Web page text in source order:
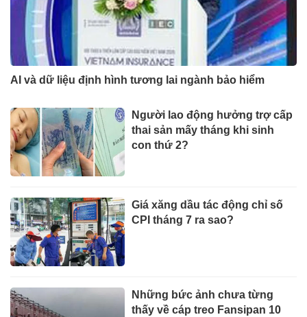
AI và dữ liệu định hình tương lai ngành bảo hiểm
Người lao động hưởng trợ cấp
thai sản mấy tháng khi sinh
con thứ 2?
Giá xăng dầu tác động chỉ số
CPI tháng 7 ra sao?
Những bức ảnh chưa từng
thấy về cáp treo Fansipan 10